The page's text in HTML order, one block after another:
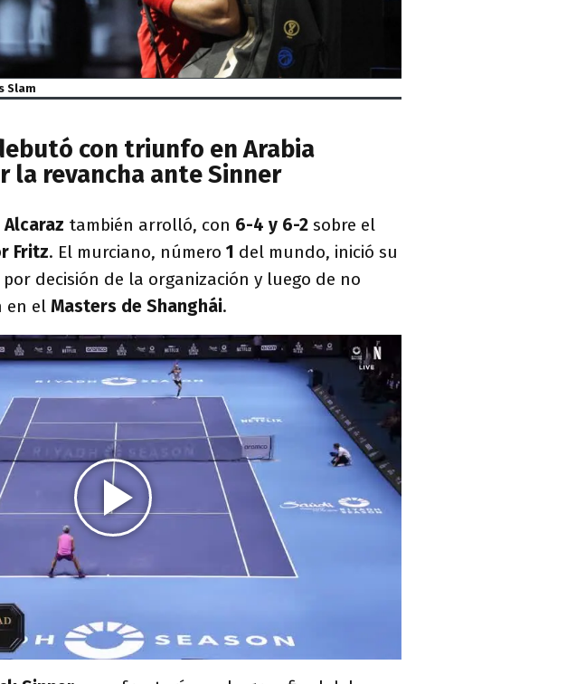
Slam
con triunfo en Arabia
la revancha ante Sinner
también arrolló, con 6-4 y 6-2 sobre el
Fritz. El murciano, número 1 del mundo, inició su
decisión de la organización y luego de no
en el Masters de Shanghái.